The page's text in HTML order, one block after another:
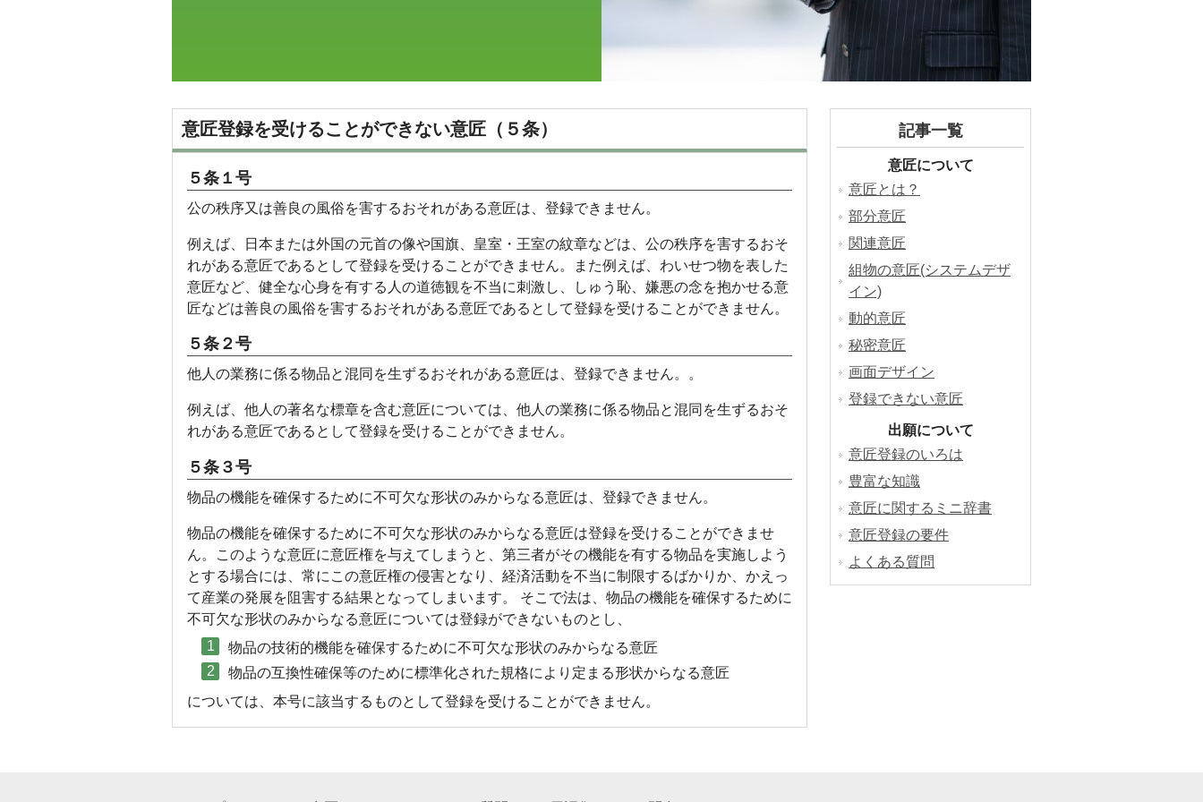
意匠登録を受けることができない意匠（５条）
５条１号
公の秩序又は善良の風俗を害するおそれがある意匠は、登録できません。
例えば、日本または外国の元首の像や国旗、皇室・王室の紋章などは、公の秩序を害するおそ
れがある意匠であるとして登録を受けることができません。また例えば、わいせつ物を表した
意匠など、健全な心身を有する人の道徳観を不当に刺激し、しゅう恥、嫌悪の念を抱かせる意
匠などは善良の風俗を害するおそれがある意匠であるとして登録を受けることができません。
５条２号
他人の業務に係る物品と混同を生ずるおそれがある意匠は、登録できません。。
例えば、他人の著名な標章を含む意匠については、他人の業務に係る物品と混同を生ずるおそ
れがある意匠であるとして登録を受けることができません。
５条３号
物品の機能を確保するために不可欠な形状のみからなる意匠は、登録できません。
物品の機能を確保するために不可欠な形状のみからなる意匠は登録を受けることができませ
ん。このような意匠に意匠権を与えてしまうと、第三者がその機能を有する物品を実施しよう
とする場合には、常にこの意匠権の侵害となり、経済活動を不当に制限するばかりか、かえっ
て産業の発展を阻害する結果となってしまいます。 そこで法は、物品の機能を確保するために
不可欠な形状のみからなる意匠については登録ができないものとし、
物品の技術的機能を確保するために不可欠な形状のみからなる意匠
物品の互換性確保等のために標準化された規格により定まる形状からなる意匠
については、本号に該当するものとして登録を受けることができません。
記事一覧
意匠について
意匠とは？
部分意匠
関連意匠
組物の意匠(システムデザ
イン)
動的意匠
秘密意匠
画面デザイン
登録できない意匠
出願について
意匠登録のいろは
豊富な知識
意匠に関するミニ辞書
意匠登録の要件
よくある質問